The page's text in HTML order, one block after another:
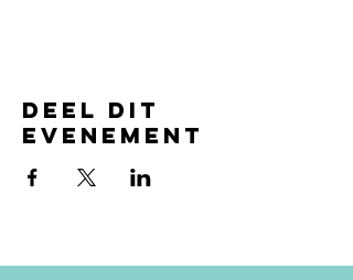
Deel dit
evenement